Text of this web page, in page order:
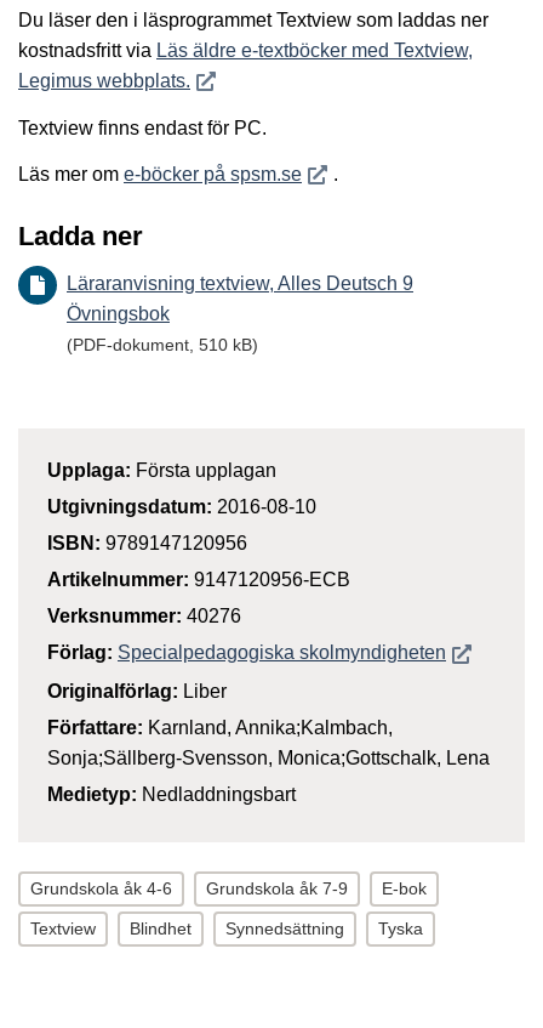
Du läser den i läsprogrammet Textview som laddas ner
kostnadsfritt via Läs äldre e-textböcker med Textview,
Legimus webbplats. Öppnas i nytt fönster
Textview finns endast för PC.
Läs mer om e-böcker på spsm.seÖppnas i nytt fönster
.
Ladda ner
Läraranvisning textview, Alles Deutsch 9
Övningsbok
(PDF-dokument, 510 kB)
Upplaga: Första upplagan
Utgivningsdatum: 2016-08-10
ISBN: 9789147120956
Artikelnummer: 9147120956-ECB
Verksnummer: 40276
Förlag: Specialpedagogiska skolmyndigheten Öppnas i
Originalförlag: Liber
Författare: Karnland, Annika;Kalmbach,
Sonja;Sällberg-Svensson, Monica;Gottschalk, Lena
Medietyp: Nedladdningsbart
Grundskola åk 4-6 Grundskola åk 7-9 E-bok
Textview Blindhet Synnedsättning Tyska